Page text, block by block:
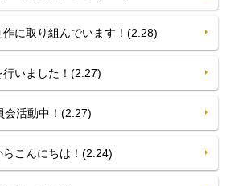
に取り組んでいます！(2.28)
いました！(2.27)
会活動中！(2.27)
こんにちは！(2.24)